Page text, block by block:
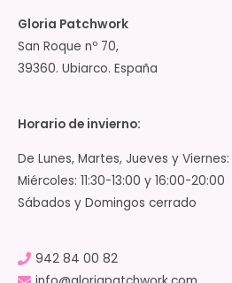
Gloria Patchwork
San Roque nº 70,
39360. Ubiarco. España
Horario de invierno:
De Lunes, Martes, Jueves y Viernes:
Miércoles: 11:30-13:00 y 16:00-20:00
Sábados y Domingos cerrado
942 84 00 82